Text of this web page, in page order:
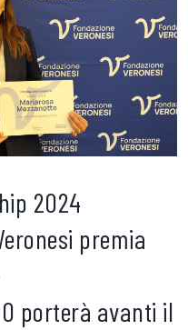
2024
premia
porterà avanti il